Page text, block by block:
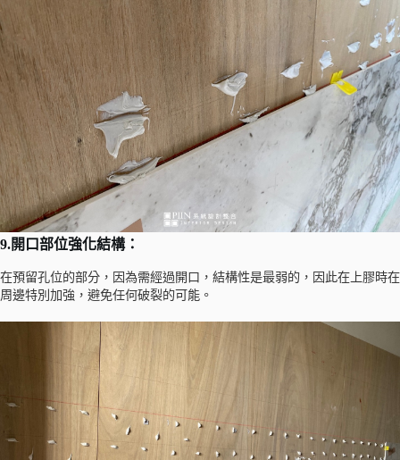
9.開口部位強化結構：
在預留孔位的部分，因為需經過開口，結構性是最弱的，因此在上膠時在
周邊特別加強，避免任何破裂的可能。